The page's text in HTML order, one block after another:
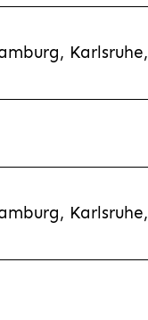
Karlsruhe,
Karlsruhe,